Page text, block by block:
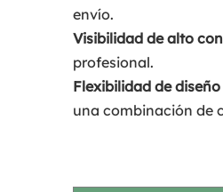
envío.
Visibilidad de alto
profesional.
Flexibilidad de
una combinación de